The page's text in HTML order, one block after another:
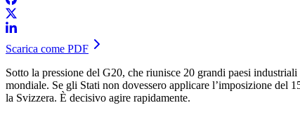
Scarica come PDF
Sotto la pressione del G20, che riunisce 20 grandi paesi
mondiale. Se gli Stati non dovessero applicare l’imposizione del
la Svizzera. È decisivo agire rapidamente.